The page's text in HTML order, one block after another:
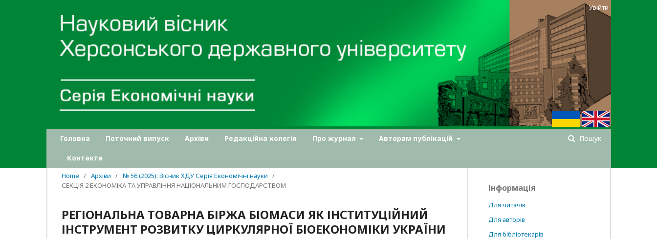
Головна Поточний випуск Архіви Редакційна колегія Про журнал Авторам публікацій
Контакти
Пошук
Увійти
Home / Архіви / № 56 (2025): Вісник ХДУ Серія Економічні науки /
СЕКЦІЯ 2 ЕКОНОМІКА ТА УПРАВЛІННЯ НАЦІОНАЛЬНИМ ГОСПОДАРСТВОМ
РЕГІОНАЛЬНА ТОВАРНА БІРЖА БІОМАСИ ЯК ІНСТИТУЦІЙНИЙ
ІНСТРУМЕНТ РОЗВИТКУ ЦИРКУЛЯРНОЇ БІОЕКОНОМІКИ УКРАЇНИ
Інформація
Для читачів
Для авторів
Для бібліотекарів